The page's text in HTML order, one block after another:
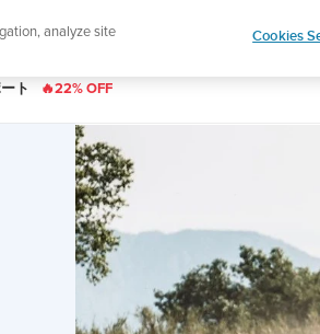
ると、5％オフになります。|返
ト 🔥22% OFF
analyze site
Cookies